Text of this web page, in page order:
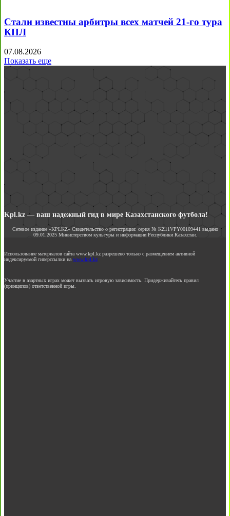
Стали известны арбитры всех матчей 21-го тура
КПЛ
07.08.2026
Показать еще
Kpl.kz — ваш надежный гид в мире Казахстанского футбола!
Сетевое издание «KPLKZ» Свидетельство о регистрации: серия № KZ11VPY00109441 выдано
09.01.2025 Министерством культуры и информации Республики Казахстан.
Использование материалов сайта www.kpl.kz разрешено только с размещением активной
индексируемой гиперссылки на www.kpl.kz
Участие в азартных играх может вызвать игровую зависимость. Придерживайтесь правил
(принципов) ответственной игры.